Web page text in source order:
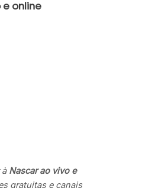
online
à Nascar ao vivo e
gratuitas e canais